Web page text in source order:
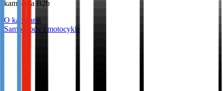
kampania B2b
O kampanii
Samochody i motocykle